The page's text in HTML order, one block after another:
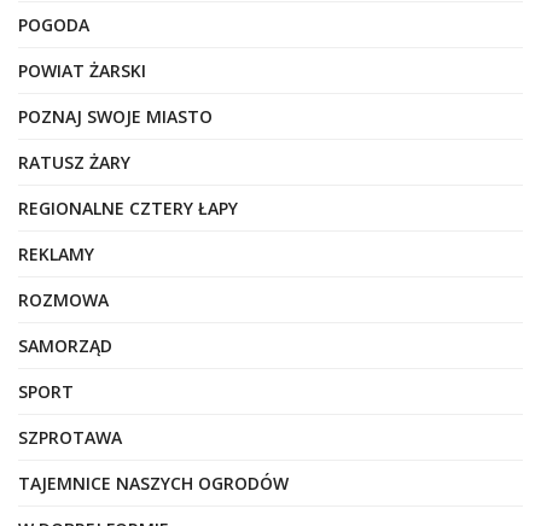
POGODA
POWIAT ŻARSKI
POZNAJ SWOJE MIASTO
RATUSZ ŻARY
REGIONALNE CZTERY ŁAPY
REKLAMY
ROZMOWA
SAMORZĄD
SPORT
SZPROTAWA
TAJEMNICE NASZYCH OGRODÓW